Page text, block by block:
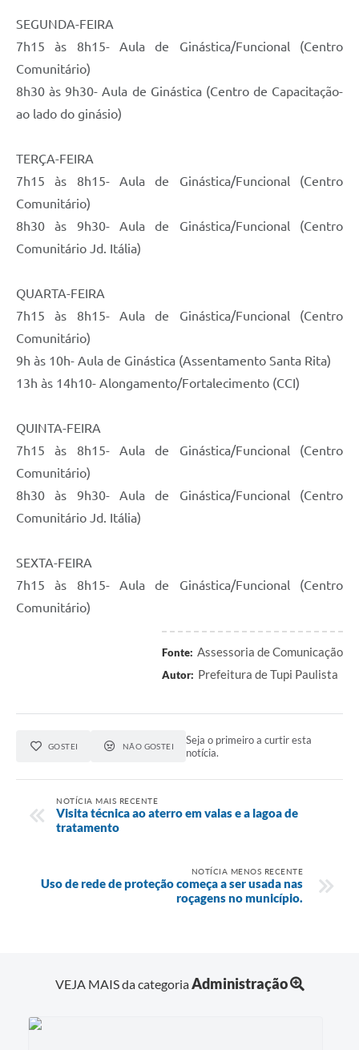
SEGUNDA-FEIRA
7h15 às 8h15- Aula de Ginástica/Funcional (Centro
Comunitário)
8h30 às 9h30- Aula de Ginástica (Centro de Capacitação-
ao lado do ginásio)
TERÇA-FEIRA
7h15 às 8h15- Aula de Ginástica/Funcional (Centro
Comunitário)
8h30 às 9h30- Aula de Ginástica/Funcional (Centro
Comunitário Jd. Itália)
QUARTA-FEIRA
7h15 às 8h15- Aula de Ginástica/Funcional (Centro
Comunitário)
9h às 10h- Aula de Ginástica (Assentamento Santa Rita)
13h às 14h10- Alongamento/Fortalecimento (CCI)
QUINTA-FEIRA
7h15 às 8h15- Aula de Ginástica/Funcional (Centro
Comunitário)
8h30 às 9h30- Aula de Ginástica/Funcional (Centro
Comunitário Jd. Itália)
SEXTA-FEIRA
7h15 às 8h15- Aula de Ginástica/Funcional (Centro
Comunitário)
Fonte: Assessoria de Comunicação
Autor: Prefeitura de Tupi Paulista
GOSTEI NÃO GOSTEI
Seja o primeiro a curtir esta
notícia.
NOTÍCIA MAIS RECENTE
Visita técnica ao aterro em valas e a lagoa de
tratamento
NOTÍCIA MENOS RECENTE
Uso de rede de proteção começa a ser usada nas
roçagens no município.
VEJA MAIS da categoriaAdministração